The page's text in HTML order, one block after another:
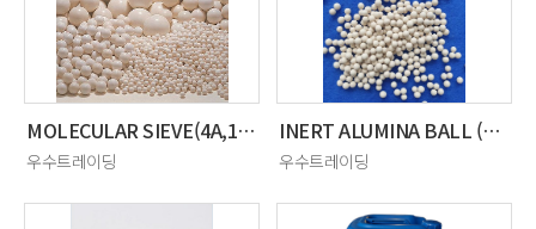
MOLECULAR SIEVE(4A,13X,13X-APG)
우수트레이딩
INERT ALUMINA BALL (92%),(99%)
우수트레이딩